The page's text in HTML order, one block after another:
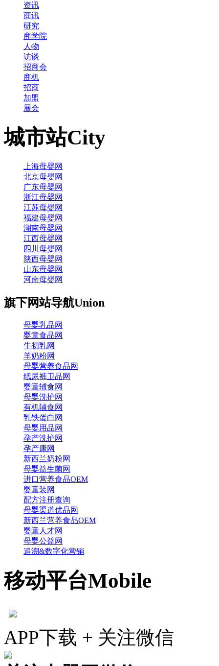
资讯
商讯
研究
商学院
人物
访谈
招商会
商机
招商
加盟
展会
城市站City
上海母婴网
北京母婴网
广东母婴网
浙江母婴网
江苏母婴网
福建母婴网
湖南母婴网
江西母婴网
四川母婴网
陕西母婴网
山东母婴网
河南母婴网
旗下网站导航Union
母婴乳品网
婴童食品网
牛初乳网
羊奶粉网
母婴营养食品网
纸尿裤卫品网
婴童辅食网
母婴洗护网
有机辅食网
乳铁蛋白网
母婴用品网
孕产洗护网
孕产康网
新西兰奶粉网
母婴益生菌网
进口营养食品OEM
婴童装网
配方注册查询
母婴渠道优品网
新西兰营养食品OEM
婴童人才网
母婴公益网
追溯&数字化营销
移动平台Mobile
APP下载 + 关注微信